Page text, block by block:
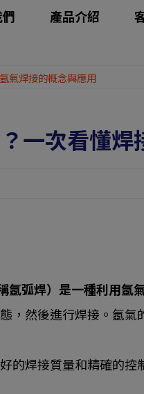
產品介紹
氬氣焊接的概念與應用
一次看懂焊
氬弧焊）是一種利用氬
，然後進行焊接。氬
的焊接質量和精確的